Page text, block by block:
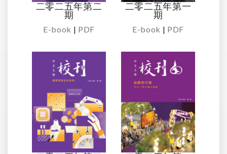
二零二五年第二
期
E-book | PDF
二零二五年第一
期
E-book | PDF